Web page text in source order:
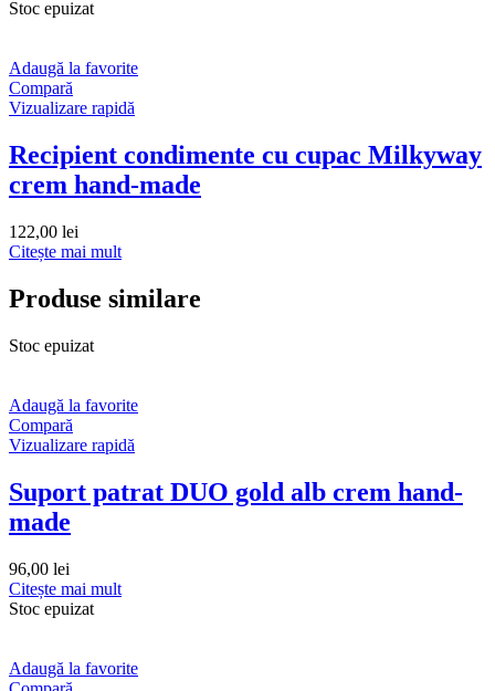
Stoc epuizat
Adaugă la favorite
Compară
Vizualizare rapidă
Recipient condimente cu cupac Milkyway
crem hand-made
122,00 lei
Citește mai mult
Produse similare
Stoc epuizat
Adaugă la favorite
Compară
Vizualizare rapidă
Suport patrat DUO gold alb crem hand-
made
96,00 lei
Citește mai mult
Stoc epuizat
Adaugă la favorite